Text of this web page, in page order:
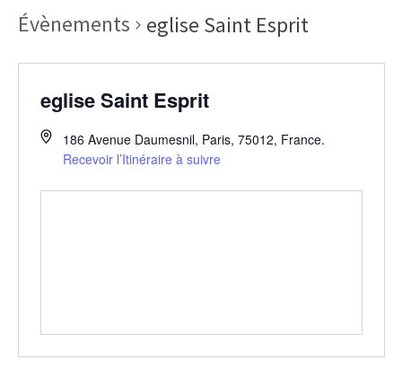
Évènements eglise Saint Esprit
eglise Saint Esprit
186 Avenue Daumesnil, Paris, 75012, France.
Recevoir l’Itinéraire à suivre